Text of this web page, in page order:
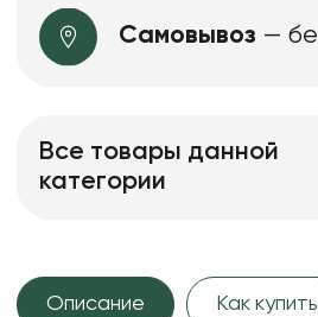
Самовывоз —
Все товары данной
категории
Описание Как купить